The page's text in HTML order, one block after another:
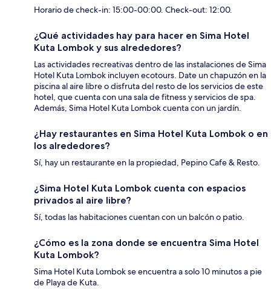
Horario de check-in: 15:00-00:00. Check-out: 12:00.
¿Qué actividades hay para hacer en Sima Hotel
Kuta Lombok y sus alrededores?
Las actividades recreativas dentro de las instalaciones de Sima
Hotel Kuta Lombok incluyen ecotours. Date un chapuzón en la
piscina al aire libre o disfruta del resto de los servicios de este
hotel, que cuenta con una sala de fitness y servicios de spa.
Además, Sima Hotel Kuta Lombok cuenta con un jardín.
¿Hay restaurantes en Sima Hotel Kuta Lombok o en
los alrededores?
Sí, hay un restaurante en la propiedad, Pepino Cafe & Resto.
¿Sima Hotel Kuta Lombok cuenta con espacios
privados al aire libre?
Sí, todas las habitaciones cuentan con un balcón o patio.
¿Cómo es la zona donde se encuentra Sima Hotel
Kuta Lombok?
Sima Hotel Kuta Lombok se encuentra a solo 10 minutos a pie
de Playa de Kuta.